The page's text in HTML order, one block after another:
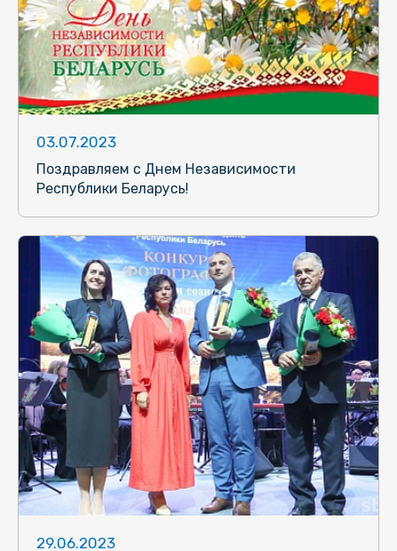
03.07.2023
Поздравляем с Днем Независимости
Республики Беларусь!
29.06.2023